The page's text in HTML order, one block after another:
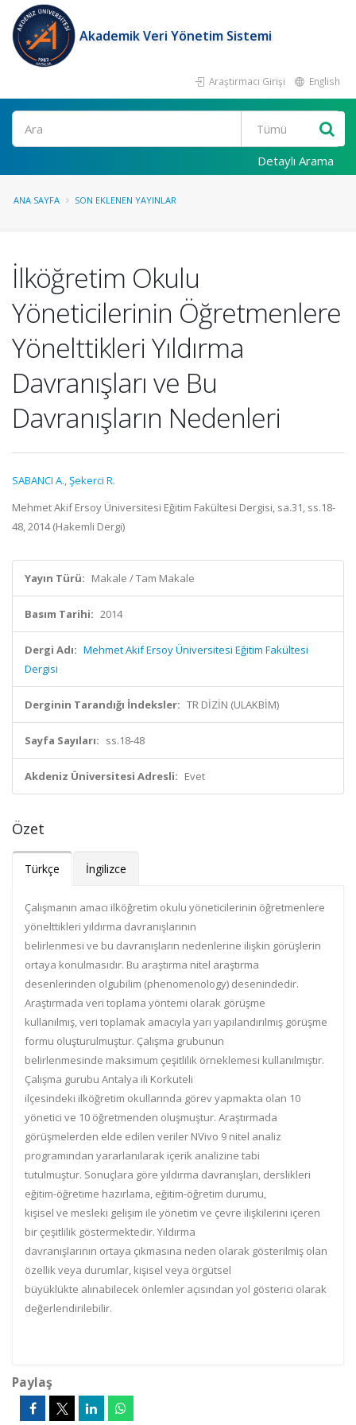
Akademik Veri Yönetim Sistemi
Araştırmacı Girişi English
Ara
Detaylı Arama
ANA SAYFA SON EKLENEN YAYINLAR
İlköğretim Okulu
Yöneticilerinin Öğretmenlere
Yönelttikleri Yıldırma
Davranışları ve Bu
Davranışların Nedenleri
SABANCI A.,Şekerci R.
Mehmet Akif Ersoy Üniversitesi Eğitim Fakültesi Dergisi, sa.31, ss.18-
48, 2014 (Hakemli Dergi)
Yayın Türü: Makale / Tam Makale
Basım Tarihi: 2014
Dergi Adı: Mehmet Akif Ersoy Üniversitesi Eğitim Fakültesi
Dergisi
Derginin Tarandığı İndeksler: TR DİZİN (ULAKBİM)
Sayfa Sayıları: ss.18-48
Akdeniz Üniversitesi Adresli: Evet
Özet
Türkçe İngilizce
Çalışmanın amacı ilköğretim okulu yöneticilerinin öğretmenlere
yönelttikleri yıldırma davranışlarının
belirlenmesi ve bu davranışların nedenlerine ilişkin görüşlerin
ortaya konulmasıdır. Bu araştırma nitel araştırma
desenlerinden olgubilim (phenomenology) desenindedir.
Araştırmada veri toplama yöntemi olarak görüşme
kullanılmış, veri toplamak amacıyla yarı yapılandırılmış görüşme
formu oluşturulmuştur. Çalışma grubunun
belirlenmesinde maksimum çeşitlilik örneklemesi kullanılmıştır.
Çalışma gurubu Antalya ili Korkuteli
ilçesindeki ilköğretim okullarında görev yapmakta olan 10
yönetici ve 10 öğretmenden oluşmuştur. Araştırmada
görüşmelerden elde edilen veriler NVivo 9 nitel analiz
programından yararlanılarak içerik analizine tabi
tutulmuştur. Sonuçlara göre yıldırma davranışları, derslikleri
eğitim-öğretime hazırlama, eğitim-öğretim durumu,
kişisel ve mesleki gelişim ile yönetim ve çevre ilişkilerini içeren
bir çeşitlilik göstermektedir. Yıldırma
davranışlarının ortaya çıkmasına neden olarak gösterilmiş olan
özellik veya durumlar, kişisel veya örgütsel
büyüklükte alınabilecek önlemler açısından yol gösterici olarak
değerlendirilebilir.
Paylaş